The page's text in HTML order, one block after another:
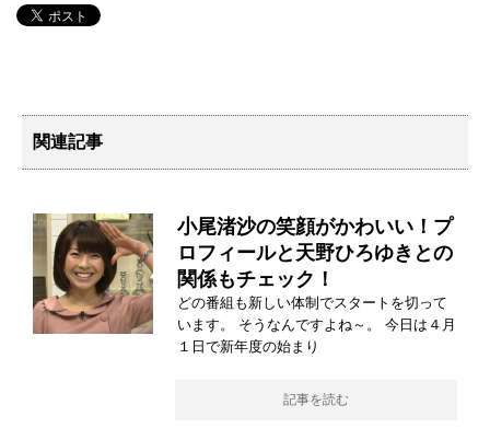
関連記事
小尾渚沙の笑顔がかわいい！プ
ロフィールと天野ひろゆきとの
関係もチェック！
どの番組も新しい体制でスタートを切って
います。 そうなんですよね～。 今日は４月
１日で新年度の始まり
記事を読む